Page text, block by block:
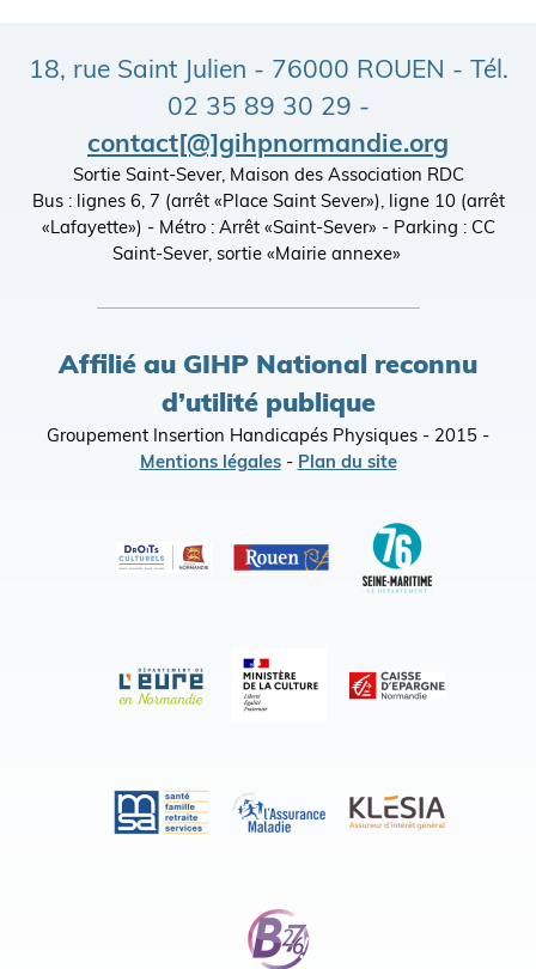
18, rue Saint Julien - 76000 ROUEN - Tél.
02 35 89 30 29 -
contact[@]gihpnormandie.org
Sortie Saint-Sever, Maison des Association RDC
Bus : lignes 6, 7 (arrêt «Place Saint Sever»), ligne 10 (arrêt
«Lafayette») - Métro : Arrêt «Saint-Sever» - Parking : CC
Saint-Sever, sortie «Mairie annexe»
Affilié au GIHP National reconnu
d’utilité publique
Groupement Insertion Handicapés Physiques - 2015 -
Mentions légales- Plan du site